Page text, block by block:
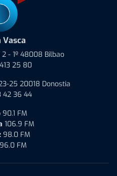
Vasca
- 1º 48008 Bilbao
25 80
25 20018 Donostia
42 36 44
90.1 FM
106.9 FM
98.0 FM
96.0 FM